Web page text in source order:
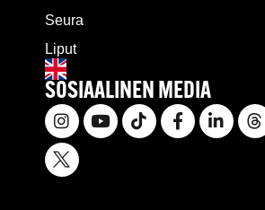
Seura
Liput
SOSIAALINEN MEDIA